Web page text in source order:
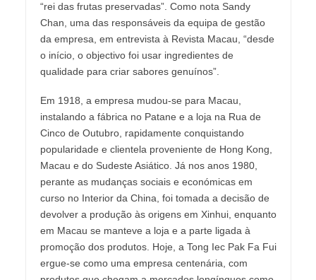
“rei das frutas preservadas”. Como nota Sandy
Chan, uma das responsáveis da equipa de gestão
da empresa, em entrevista à Revista Macau, “desde
o início, o objectivo foi usar ingredientes de
qualidade para criar sabores genuínos”.
Em 1918, a empresa mudou-se para Macau,
instalando a fábrica no Patane e a loja na Rua de
Cinco de Outubro, rapidamente conquistando
popularidade e clientela proveniente de Hong Kong,
Macau e do Sudeste Asiático. Já nos anos 1980,
perante as mudanças sociais e económicas em
curso no Interior da China, foi tomada a decisão de
devolver a produção às origens em Xinhui, enquanto
em Macau se manteve a loja e a parte ligada à
promoção dos produtos. Hoje, a Tong Iec Pak Fa Fui
ergue-se como uma empresa centenária, com